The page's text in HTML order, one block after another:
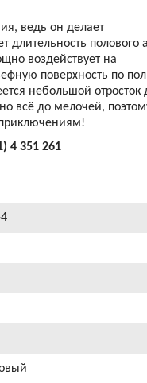
ведь он делает
полового
воздействует на
поверхность по
небольшой отросток
всё до мелочей,
4 351 261